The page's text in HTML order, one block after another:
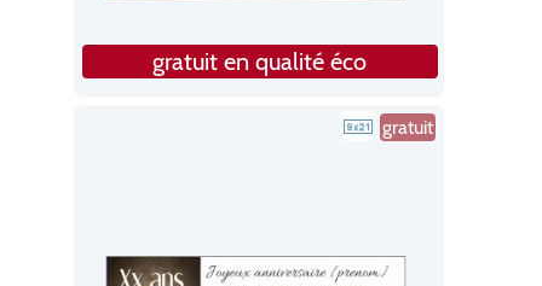
gratuit en qualité éco
gratuit